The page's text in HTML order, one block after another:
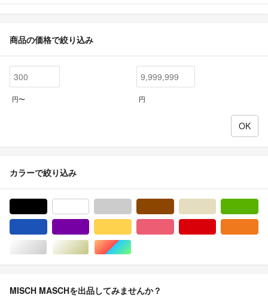
商品の価格で絞り込み
円〜 円
カラーで絞り込み
シルバー/銀色系ゴールド/金色系マルチカラー
MISCH MASCHを出品してみませんか？